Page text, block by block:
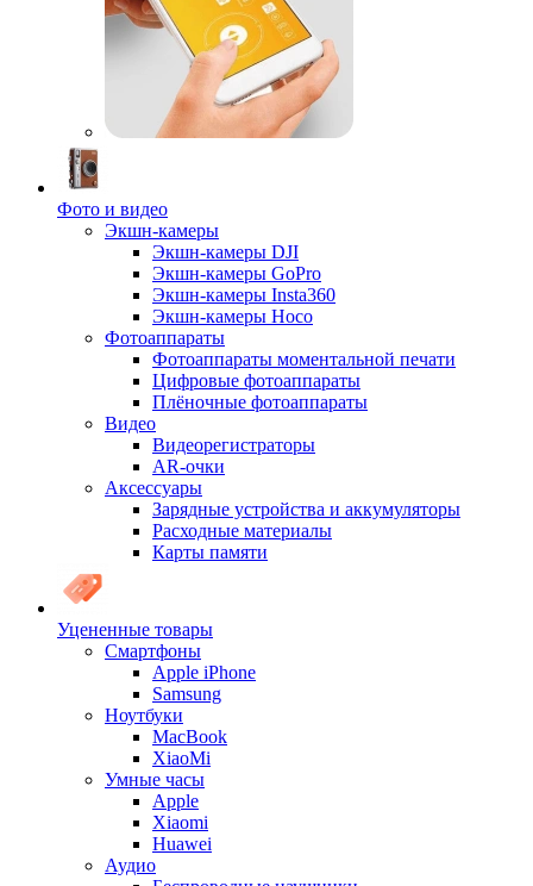
Фото и видео
Экшн-камеры
Экшн-камеры DJI
Экшн-камеры GoPro
Экшн-камеры Insta360
Экшн-камеры Hoco
Фотоаппараты
Фотоаппараты моментальной печати
Цифровые фотоаппараты
Плёночные фотоаппараты
Видео
Видеорегистраторы
AR-очки
Аксессуары
Зарядные устройства и аккумуляторы
Расходные материалы
Карты памяти
Уцененные товары
Cмартфоны
Apple iPhone
Samsung
Ноутбуки
MacBook
XiaoMi
Умные часы
Apple
Xiaomi
Huawei
Аудио